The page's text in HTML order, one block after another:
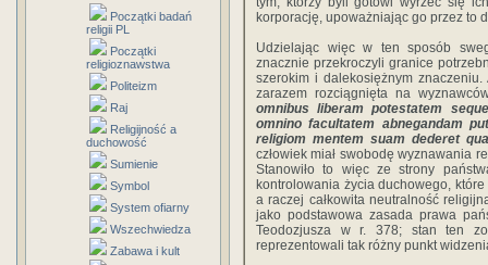
Początki badań
religii PL
Początki
religioznawstwa
Politeizm
Raj
Religijność a
duchowość
Sumienie
Symbol
System ofiarny
Wszechwiedza
Zabawa i kult
korporację, upoważniając go przez to
Udzielając więc w ten sposób
znacznie przekroczyli granice
szerokim i dalekosiężnym
zarazem rozciągnięta na
omnibus liberam potestatem
omnino facultatem abnegandam
religiom mentem suam dederet
człowiek miał swo­bodę wyznawania
Stanowiło to więc ze strony
kontrolowania życia duchowego,
a raczej całkowita neutral­ność
jako podstawowa zasada prawa
Teodozjusza w r. 378; stan ten
reprezentowali tak różny punkt